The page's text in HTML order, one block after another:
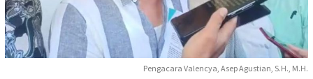
Pengacara Valencya, Asep Agustian, S.H., M.H.